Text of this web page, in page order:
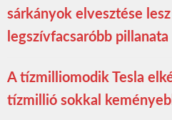
sárkányok elvesztése
legszívfacsaróbb pillanata
A tízmilliomodik Tesla
tízmillió sokkal